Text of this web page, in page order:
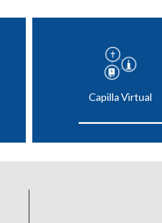
Capilla Virtual